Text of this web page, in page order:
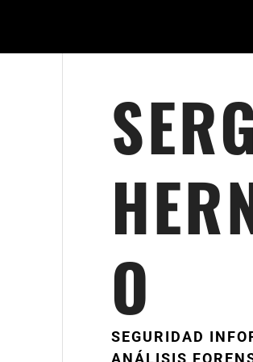
O
SEGURIDAD
ANÁLISIS